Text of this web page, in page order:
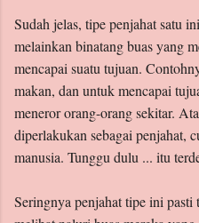
Sudah jelas, tipe penjahat satu
melainkan binatang buas yang
mencapai suatu tujuan.
makan, dan untuk mencapai
meneror orang-orang sekitar.
diperlakukan sebagai penjahat,
manusia. Tunggu dulu ... itu
Seringnya penjahat tipe ini pasti